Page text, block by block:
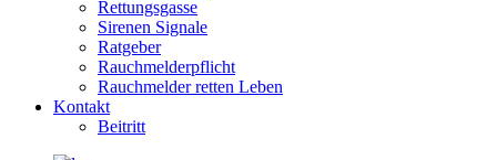
Rettungsgasse
Sirenen Signale
Ratgeber
Rauchmelderpflicht
Rauchmelder retten Leben
Kontakt
Beitritt